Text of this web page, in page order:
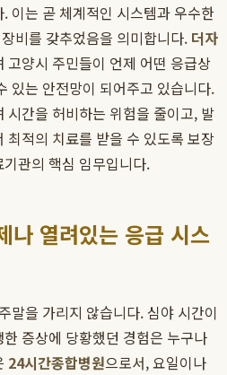
이는 곧 체계적인 시스템과 우수한
비를 갖추었음을 의미합니다. 더자
고양시 주민들이 언제 어떤 응급상
있는 안전망이 되어주고 있습니다.
시간을 허비하는 위험을 줄이고, 발
최적의 치료를 받을 수 있도록 보장
관의 핵심 임무입니다.
열려있는 응급 시스
말을 가리지 않습니다. 심야 시간이
증상에 당황했던 경험은 누구나
24시간종합병원으로서, 요일이나